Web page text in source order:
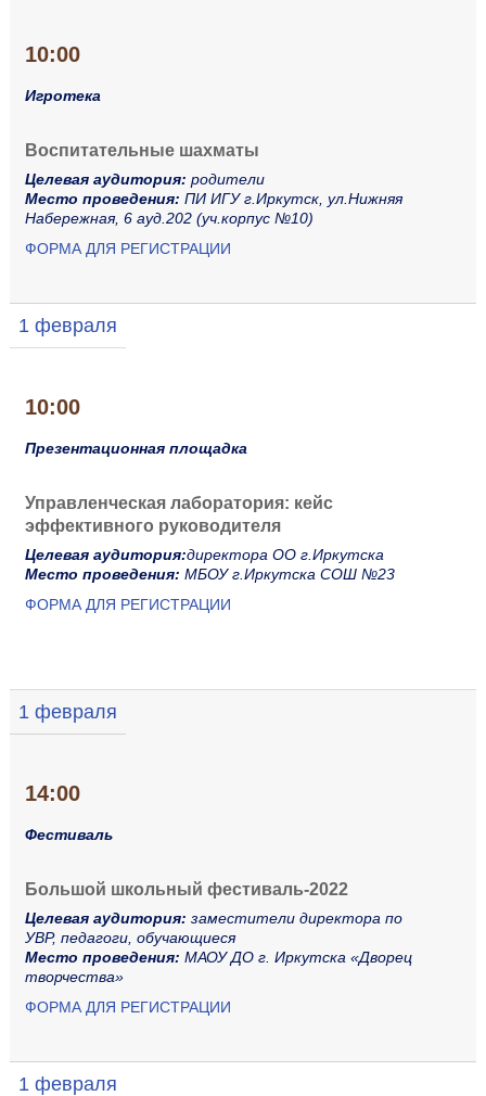
10:00
Игротека
Воспитательные шахматы
Целевая аудитория: родители
Место проведения: ПИ ИГУ г.Иркутск, ул.Нижняя
Набережная, 6 ауд.202 (уч.корпус №10)
ФОРМА ДЛЯ РЕГИСТРАЦИИ
1 февраля
10:00
Презентационная площадка
Управленческая лаборатория: кейс
эффективного руководителя
Целевая аудитория:директора ОО г.Иркутска
Место проведения: МБОУ г.Иркутска СОШ №23
ФОРМА ДЛЯ РЕГИСТРАЦИИ
1 февраля
14:00
Фестиваль
Большой школьный фестиваль-2022
Целевая аудитория: заместители директора по
УВР, педагоги, обучающиеся
Место проведения: МАОУ ДО г. Иркутска «Дворец
творчества»
ФОРМА ДЛЯ РЕГИСТРАЦИИ
1 февраля